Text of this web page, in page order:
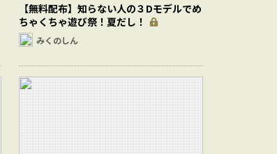
【無料配布】知らない人の３Dモデルでめ
ちゃくちゃ遊び祭！夏だし！
みくのしん